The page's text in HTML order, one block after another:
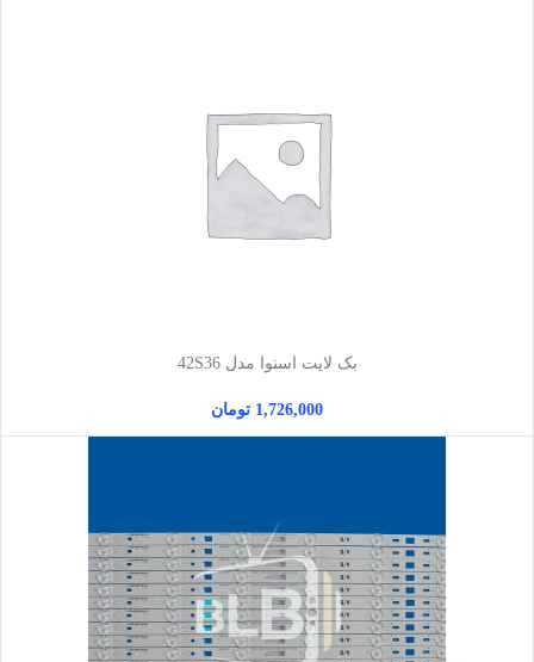
بک لایت اسنوا مدل 42S36
1,726,000 تومان